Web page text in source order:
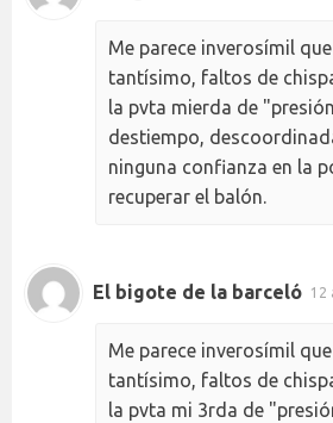
Me parece inverosímil
tantísimo, faltos de
la pvta mierda de
destiempo,
ninguna confianza en la
recuperar el balón.
El bigote de la barceló 12
Me parece inverosímil
tantísimo, faltos de
la pvta mi 3rda de